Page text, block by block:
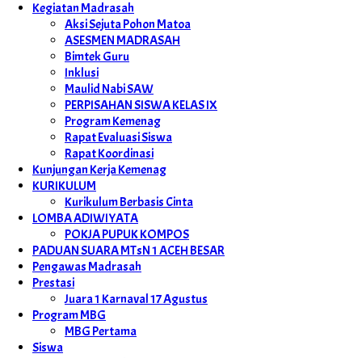
Kegiatan Madrasah
Aksi Sejuta Pohon Matoa
ASESMEN MADRASAH
Bimtek Guru
Inklusi
Maulid Nabi SAW
PERPISAHAN SISWA KELAS IX
Program Kemenag
Rapat Evaluasi Siswa
Rapat Koordinasi
Kunjungan Kerja Kemenag
KURIKULUM
Kurikulum Berbasis Cinta
LOMBA ADIWIYATA
POKJA PUPUK KOMPOS
PADUAN SUARA MTsN 1 ACEH BESAR
Pengawas Madrasah
Prestasi
Juara 1 Karnaval 17 Agustus
Program MBG
MBG Pertama
Siswa